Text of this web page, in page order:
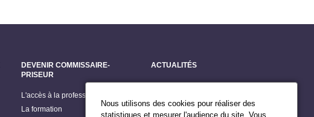
DEVENIR COMMISSAIRE-
PRISEUR
L'accès à la profession
La formation
ACTUALITÉS
Grands dossiers
Billets du Président
Nous utilisons des cookies pour réaliser des
statistiques et mesurer l'audience du site. Vous